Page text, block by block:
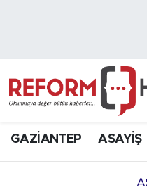
GAZİANTEP ASAYİŞ
Hava Durumu
Süper Lig Puan